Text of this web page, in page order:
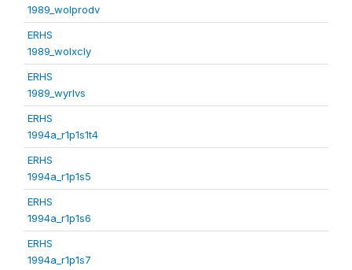
1989_wolprodv
ERHS
1989_wolxcly
ERHS
1989_wyrlvs
ERHS
1994a_r1p1s1t4
ERHS
1994a_r1p1s5
ERHS
1994a_r1p1s6
ERHS
1994a_r1p1s7